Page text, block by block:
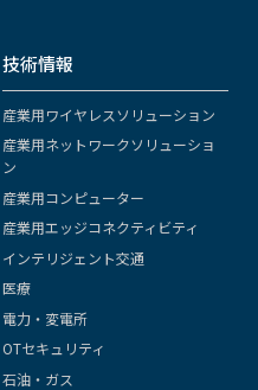
技術情報
産業用ワイヤレスソリューション
産業用ネットワークソリューショ
ン
産業用コンピューター
産業用エッジコネクティビティ
インテリジェント交通
医療
電力・変電所
OTセキュリティ
石油・ガス